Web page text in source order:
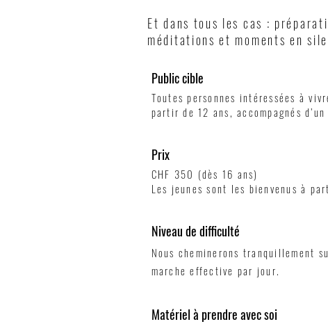
Et dans tous les cas :
méditations et moments en
Public cible
Toutes personnes intéressées à
partir de 12 ans, accompagnés
Prix
CHF 350 (dès 16 ans)
Les jeunes sont les bienvenus à
Niveau de difficulté
Nous cheminerons tranquillement
marche effective par jour.
Matériel à prendre avec soi